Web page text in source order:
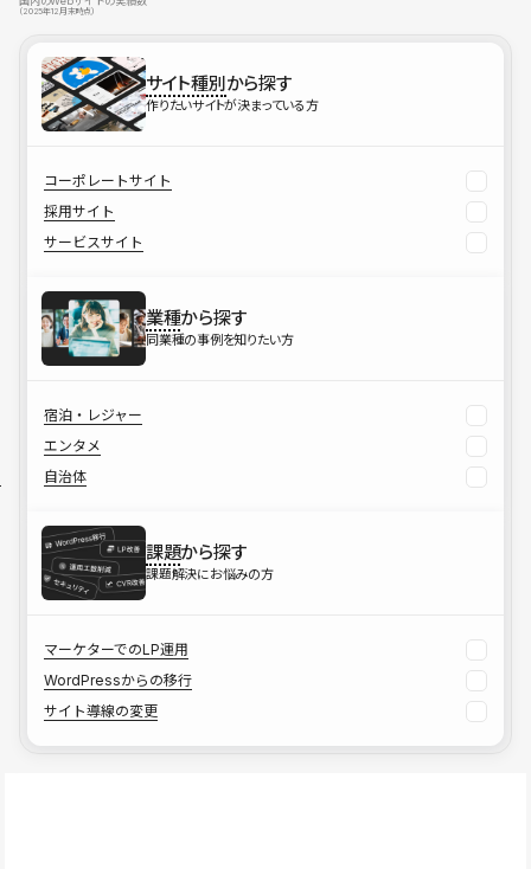
（2025年12月末時点）
サイト種別から探す
作りたいサイトが決まっている方
コーポレートサイト
採用サイト
サービスサイト
業種から探す
同業種の事例を知りたい方
宿泊・レジャー
エンタメ
自治体
課題から探す
課題解決にお悩みの方
マーケターでのLP運用
WordPressからの移行
サイト導線の変更